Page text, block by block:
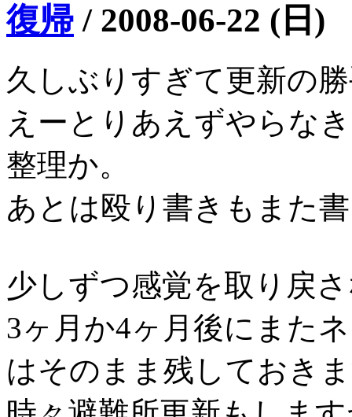
復帰 / 2008-06-22 (日)
久しぶりすぎて更新の
えーとりあえずやらな
整理か。
あとは殴り書きもまた
少しずつ感覚を取り戻
3ヶ月か4ヶ月後にまた
はそのまま残しておき